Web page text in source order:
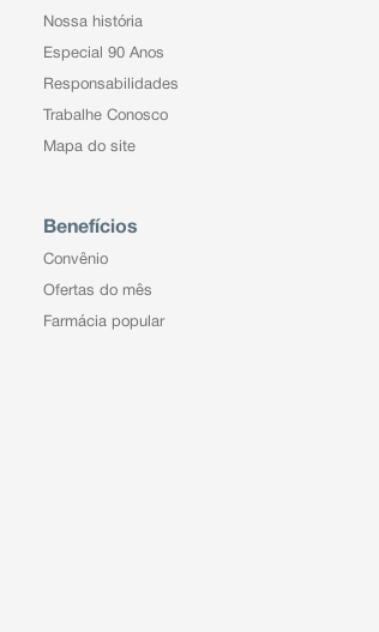
Nossa história
Especial 90 Anos
Responsabilidades
Trabalhe Conosco
Mapa do site
Benefícios
Convênio
Ofertas do mês
Farmácia popular